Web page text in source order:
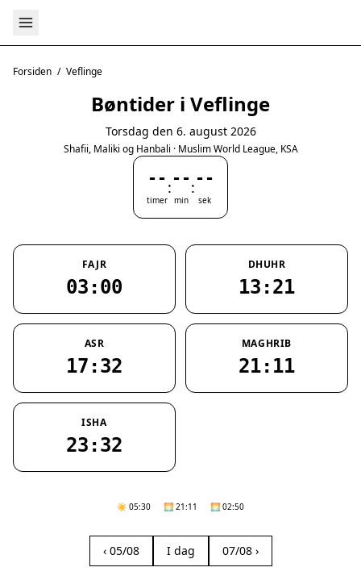
Forsiden / Veflinge
Bøntider i Veflinge
Torsdag den 6. august 2026
Shafii, Maliki og Hanbali · Muslim World League, KSA
--
timer
:--
min
:--
sek
FAJR
03:00
DHUHR
13:21
ASR
17:32
MAGHRIB
21:11
ISHA
23:32
☀️ 05:30 🌅 21:11 🌅 02:50
‹ 05/08 I dag 07/08 ›